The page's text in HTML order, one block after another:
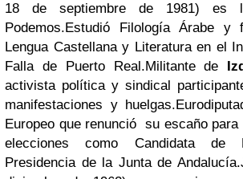
18 de septiembre de 1981) es
Podemos.Estudió Filología Árabe y
Lengua Castellana y Literatura en el
Falla de Puerto Real.Militante de
activista política y sindical
manifestaciones y huelgas.
Europeo que renunció su escaño
elecciones como Candidata de
Presidencia de la Junta de Andalucía.